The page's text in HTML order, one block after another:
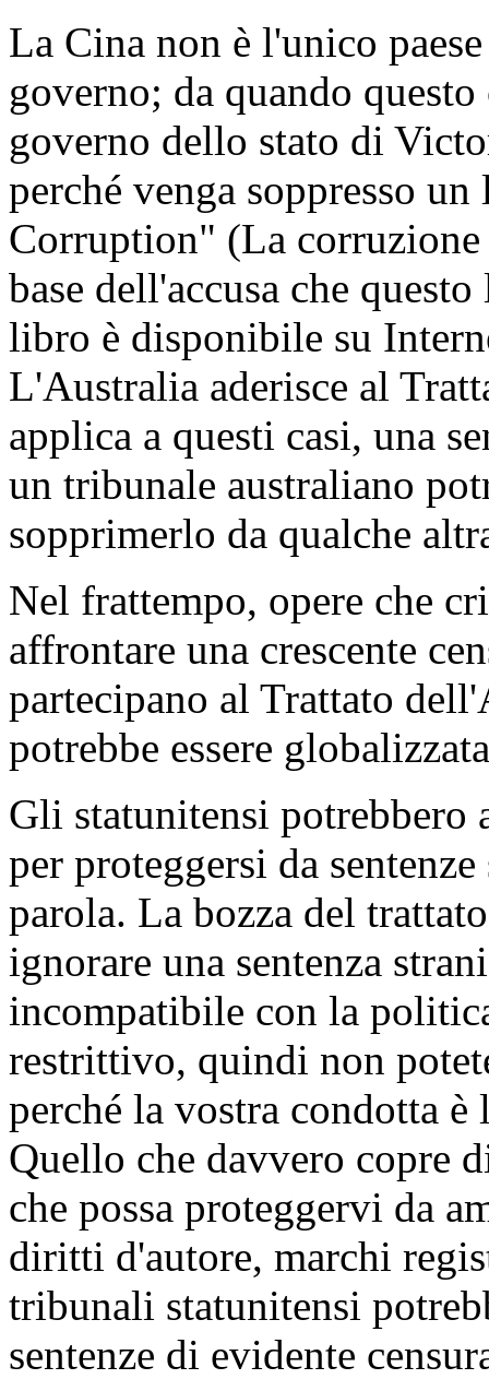
La Cina non è l'unico
governo; da quando
governo dello stato di
perché venga soppresso
Corruption" (La
base dell'accusa che
libro è disponibile su
L'Australia aderisce al
applica a questi casi, una
un tribunale australiano
sopprimerlo da qualche
Nel frattempo, opere che
affrontare una crescente
partecipano al Trattato
potrebbe essere
Gli statunitensi potrebbero
per proteggersi da
parola. La bozza del
ignorare una sentenza
incompatibile con la
restrittivo, quindi non
perché la vostra condotta
Quello che davvero copre
che possa proteggervi da
diritti d'autore, marchi
tribunali statunitensi
sentenze di evidente